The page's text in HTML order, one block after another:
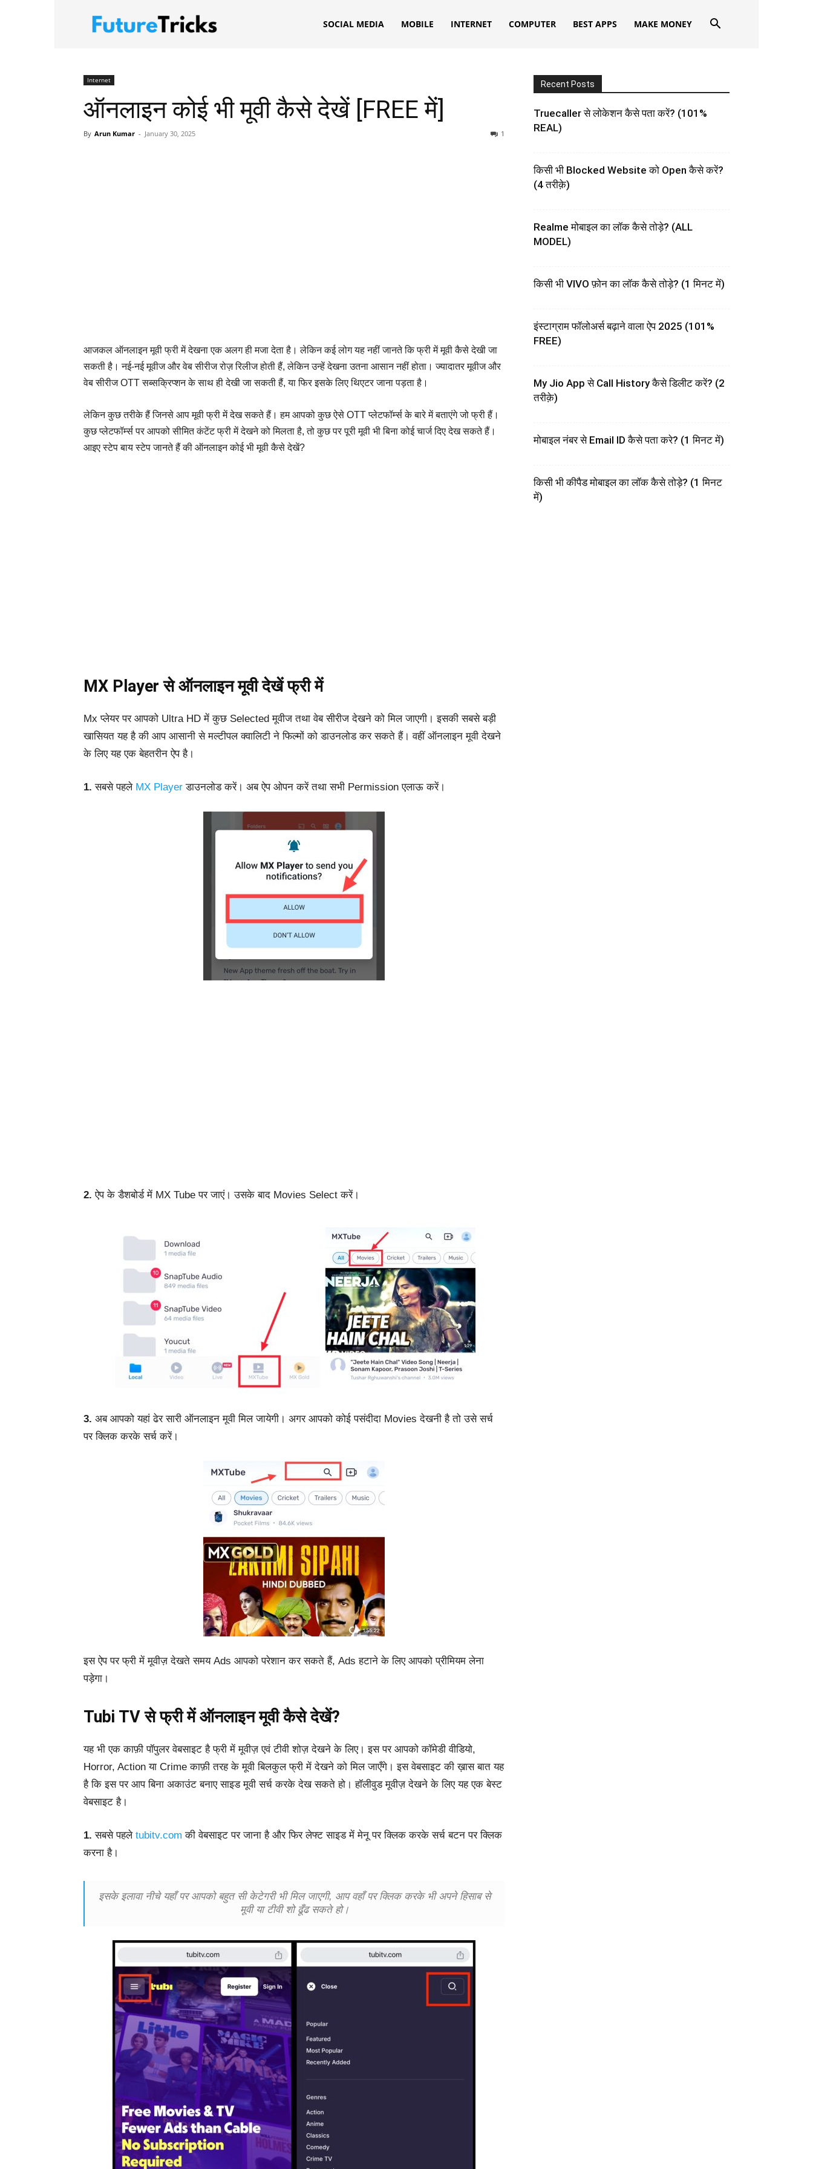
SOCIAL MEDIA MOBILE INTERNET COMPUTER BEST APPS MAKE MONEY
Internet
ऑनलाइन कोई भी मूवी कैसे देखें [FREE में]
By Arun Kumar - January 30, 2025 1
आजकल ऑनलाइन मूवी फ्री में देखना एक अलग ही मजा देता है। लेकिन कई लोग यह नहीं जानते कि फ्री में मूवी कैसे देखी जा
सकती है। नई-नई मूवीज और वेब सीरीज रोज़ रिलीज होती हैं, लेकिन उन्हें देखना उतना आसान नहीं होता। ज्यादातर मूवीज और
वेब सीरीज OTT सब्सक्रिप्शन के साथ ही देखी जा सकती हैं, या फिर इसके लिए थिएटर जाना पड़ता है।
लेकिन कुछ तरीके हैं जिनसे आप मूवी फ्री में देख सकते हैं। हम आपको कुछ ऐसे OTT प्लेटफॉर्म्स के बारे में बताएंगे जो फ्री हैं।
कुछ प्लेटफॉर्म्स पर आपको सीमित कंटेंट फ्री में देखने को मिलता है, तो कुछ पर पूरी मूवी भी बिना कोई चार्ज दिए देख सकते हैं।
आइए स्टेप बाय स्टेप जानते हैं की ऑनलाइन कोई भी मूवी कैसे देखें?
MX Player से ऑनलाइन मूवी देखें फ्री में
Mx प्लेयर पर आपको Ultra HD में कुछ Selected मूवीज तथा वेब सीरीज देखने को मिल जाएगी। इसकी सबसे बड़ी
खासियत यह है की आप आसानी से मल्टीपल क्वालिटी ने फिल्मों को डाउनलोड कर सकते हैं। वहीं ऑनलाइन मूवी देखने
के लिए यह एक बेहतरीन ऐप है।
1. सबसे पहले MX Player डाउनलोड करें। अब ऐप ओपन करें तथा सभी Permission एलाऊ करें।
2. ऐप के डैशबोर्ड में MX Tube पर जाएं। उसके बाद Movies Select करें।
3. अब आपको यहां ढेर सारी ऑनलाइन मूवी मिल जायेगी। अगर आपको कोई पसंदीदा Movies देखनी है तो उसे सर्च
पर क्लिक करके सर्च करें।
इस ऐप पर फ्री में मूवीज़ देखते समय Ads आपको परेशान कर सकते हैं, Ads हटाने के लिए आपको प्रीमियम लेना
पड़ेगा।
Tubi TV से फ्री में ऑनलाइन मूवी कैसे देखें?
यह भी एक काफ़ी पॉपुलर वेबसाइट है फ्री में मूवीज़ एवं टीवी शोज़ देखने के लिए। इस पर आपको कॉमेडी वीडियो,
Horror, Action या Crime काफ़ी तरह के मूवी बिलकुल फ्री में देखने को मिल जाएँगे। इस वेबसाइट की ख़ास बात यह
है कि इस पर आप बिना अकाउंट बनाए साइड मूवी सर्च करके देख सकते हो। हॉलीवुड मूवीज़ देखने के लिए यह एक बेस्ट
वेबसाइट है।
1. सबसे पहले tubitv.com की वेबसाइट पर जाना है और फिर लेफ्ट साइड में मेनू पर क्लिक करके सर्च बटन पर क्लिक
करना है।
इसके इलावा नीचे यहाँ पर आपको बहुत सी केटेगरी भी मिल जाएगी, आप वहाँ पर क्लिक करके भी अपने हिसाब से
मूवी या टीवी शो ढूँढ सकते हो।
Recent Posts
Truecaller से लोकेशन कैसे पता करें? (101%
REAL)
किसी भी Blocked Website को Open कैसे करें?
(4 तरीक़े)
Realme मोबाइल का लॉक कैसे तोड़े? (ALL
MODEL)
किसी भी VIVO फ़ोन का लॉक कैसे तोड़े? (1 मिनट में)
इंस्टाग्राम फॉलोअर्स बढ़ाने वाला ऐप 2025 (101%
FREE)
My Jio App से Call History कैसे डिलीट करें? (2
तरीक़े)
मोबाइल नंबर से Email ID कैसे पता करे? (1 मिनट में)
किसी भी कीपैड मोबाइल का लॉक कैसे तोड़े? (1 मिनट
में)